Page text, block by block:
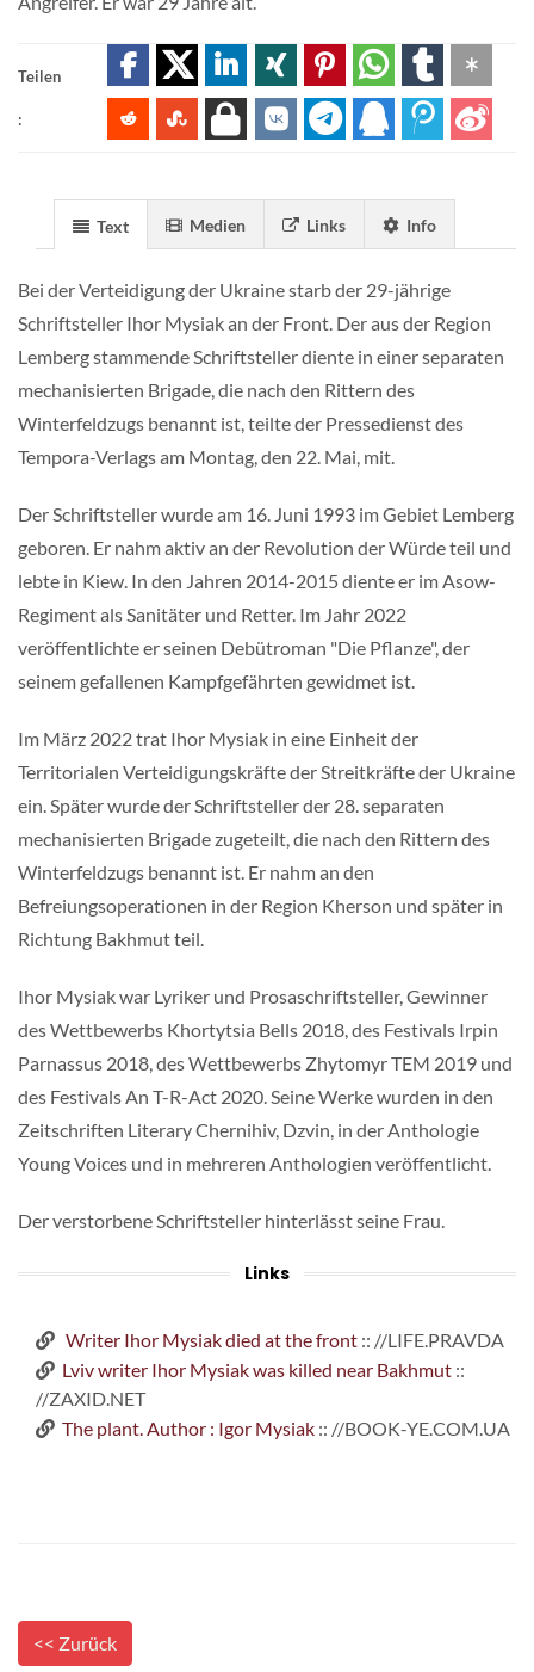
Teilen
:
Text Medien Links Info
Bei der Verteidigung der Ukraine starb der 29-jährige
Schriftsteller Ihor Mysiak an der Front. Der aus der Region
Lemberg stammende Schriftsteller diente in einer separaten
mechanisierten Brigade, die nach den Rittern des
Winterfeldzugs benannt ist, teilte der Pressedienst des
Tempora-Verlags am Montag, den 22. Mai, mit.
Der Schriftsteller wurde am 16. Juni 1993 im Gebiet Lemberg
geboren. Er nahm aktiv an der Revolution der Würde teil und
lebte in Kiew. In den Jahren 2014-2015 diente er im Asow-
Regiment als Sanitäter und Retter. Im Jahr 2022
veröffentlichte er seinen Debütroman "Die Pflanze", der
seinem gefallenen Kampfgefährten gewidmet ist.
Im März 2022 trat Ihor Mysiak in eine Einheit der
Territorialen Verteidigungskräfte der Streitkräfte der Ukraine
ein. Später wurde der Schriftsteller der 28. separaten
mechanisierten Brigade zugeteilt, die nach den Rittern des
Winterfeldzugs benannt ist. Er nahm an den
Befreiungsoperationen in der Region Kherson und später in
Richtung Bakhmut teil.
Ihor Mysiak war Lyriker und Prosaschriftsteller, Gewinner
des Wettbewerbs Khortytsia Bells 2018, des Festivals Irpin
Parnassus 2018, des Wettbewerbs Zhytomyr TEM 2019 und
des Festivals An T-R-Act 2020. Seine Werke wurden in den
Zeitschriften Literary Chernihiv, Dzvin, in der Anthologie
Young Voices und in mehreren Anthologien veröffentlicht.
Der verstorbene Schriftsteller hinterlässt seine Frau.
Links
Writer Ihor Mysiak died at the front :: //LIFE.PRAVDA
Lviv writer Ihor Mysiak was killed near Bakhmut ::
//ZAXID.NET
The plant. Author : Igor Mysiak :: //BOOK-YE.COM.UA
<< Zurück